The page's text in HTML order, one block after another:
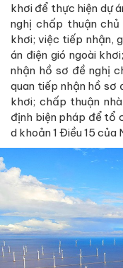
khơi để thực hiện dự
nghị chấp thuận
khơi; việc tiếp nhận,
án điện gió ngoài
nhận hồ sơ đề nghị
quan tiếp nhận hồ sơ
khơi; chấp thuận
định biện pháp để tổ
d khoản 1 Điều 15